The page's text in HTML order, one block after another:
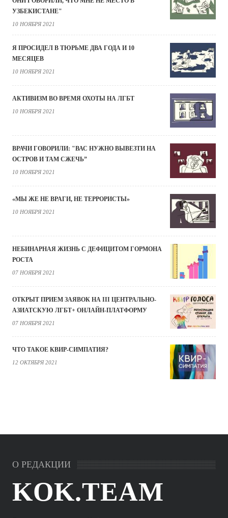
УЗБЕКИСТАНЕ"
10 НОЯБРЯ 2021
Я ПРОСИДЕЛ В ТЮРЬМЕ ДВА ГОДА И 10
МЕСЯЦЕВ
10 НОЯБРЯ 2021
АКТИВИЗМ ВО ВРЕМЯ ОХОТЫ НА ЛГБТ
10 НОЯБРЯ 2021
ВРАЧИ ГОВОРИЛИ: "ВАС НУЖНО ВЫВЕЗТИ НА
ОСТРОВ И ТАМ СЖЕЧЬ”
10 НОЯБРЯ 2021
«МЫ ЖЕ НЕ ВРАГИ, НЕ ТЕРРОРИСТЫ»
10 НОЯБРЯ 2021
НЕБИНАРНАЯ ЖИЗНЬ С ДЕФИЦИТОМ ГОРМОНА
РОСТА
07 НОЯБРЯ 2021
ОТКРЫТ ПРИЕМ ЗАЯВОК НА III ЦЕНТРАЛЬНО-
АЗИАТСКУЮ ЛГБТ+ ОНЛАЙН-ПЛАТФОРМУ
07 НОЯБРЯ 2021
ЧТО ТАКОЕ КВИР-СИМПАТИЯ?
12 ОКТЯБРЯ 2021
О РЕДАКЦИИ
KOK.TEAM